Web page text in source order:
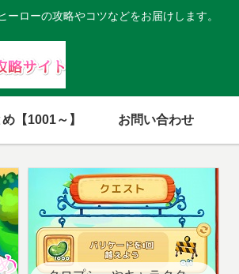
ローの攻略やコツなどをお届けします。
【1001～】 お問い合わせ